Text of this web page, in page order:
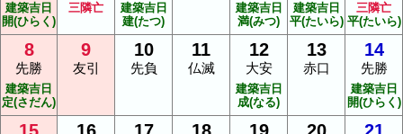
建築吉日
開(ひらく)
三隣亡
建築吉日
建(たつ)
建築吉日
満(みつ)
建築吉日
平(たいら)
三隣亡
平(たいら)
8
先勝
建築吉日
定(さだん)
9
友引
10
先負
11
仏滅
12
大安
建築吉日
成(なる)
13
赤口
14
先勝
建築吉日
開(ひらく)